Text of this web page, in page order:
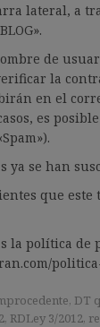
lateral, a
de
la
en el
es
ya se han
que este
la política de
, DT
, RDLey 3/2012,